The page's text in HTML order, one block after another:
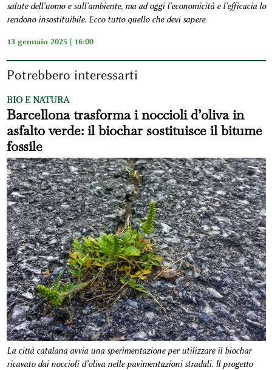
salute dell'uomo e sull'ambiente, ma ad oggi l'economicità e l'efficacia lo
rendono insostituibile. Ecco tutto quello che devi sapere
13 gennaio 2025 | 16:00
Potrebbero interessarti
BIO E NATURA
Barcellona trasforma i noccioli d’oliva in
asfalto verde: il biochar sostituisce il bitume
fossile
La città catalana avvia una sperimentazione per utilizzare il biochar
ricavato dai noccioli d’oliva nelle pavimentazioni stradali. Il progetto